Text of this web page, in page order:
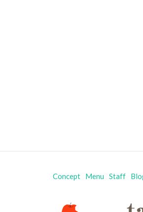
Concept Menu Staff